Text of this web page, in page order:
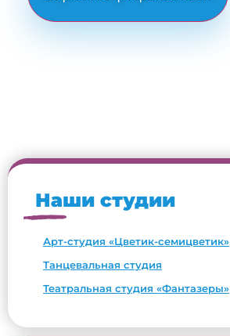
Наши студии
Арт-студия «Цветик-семицветик»
Танцевальная студия
Театральная студия «Фантазеры»